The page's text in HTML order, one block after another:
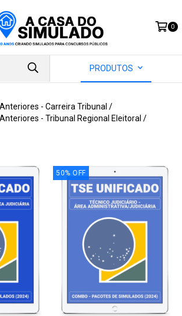
0
PRODUTOS
- Carreira Tribunal /
- Tribunal Regional Eleitoral /
50% OFF